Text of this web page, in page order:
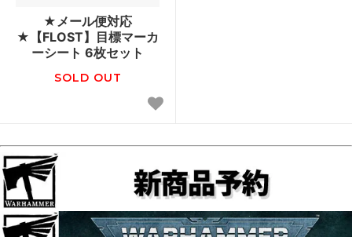
★メール便対応
★【FLOST】目標マーカ
ーシート 6枚セット
SOLD OUT